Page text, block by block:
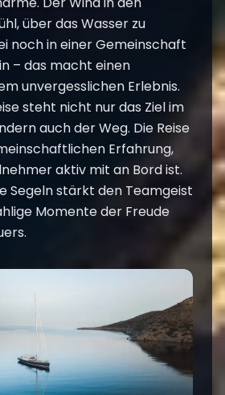
über das Wasser zu
noch in einer Gemeinschaft
– das macht einen
unvergesslichen Erlebnis.
steht nicht nur das Ziel im
auch der Weg. Die Reise
Erfahrung,
aktiv mit an Bord ist.
Segeln stärkt den Teamgeist
Momente der Freude